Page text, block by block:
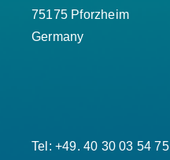
75175 Pforzheim
Germany
Tel: +49. 40 30 03 54 75